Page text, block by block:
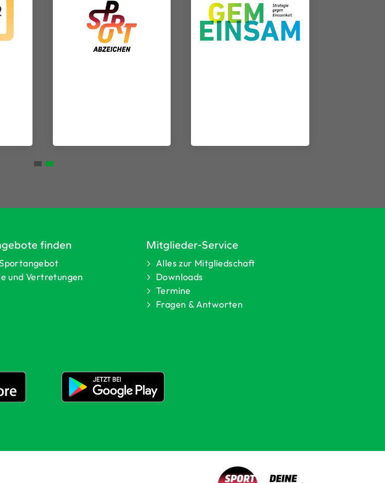
finden
und Vertretungen
Mitglieder-Service
Alles zur Mitgliedschaft
Downloads
Termine
Fragen & Antworten